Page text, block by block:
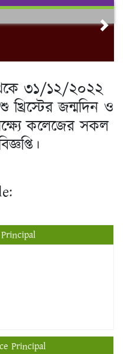
৩১/১২/২০২২
খ্রিস্টের জন্মদিন ও
কলেজের সকল
Principal